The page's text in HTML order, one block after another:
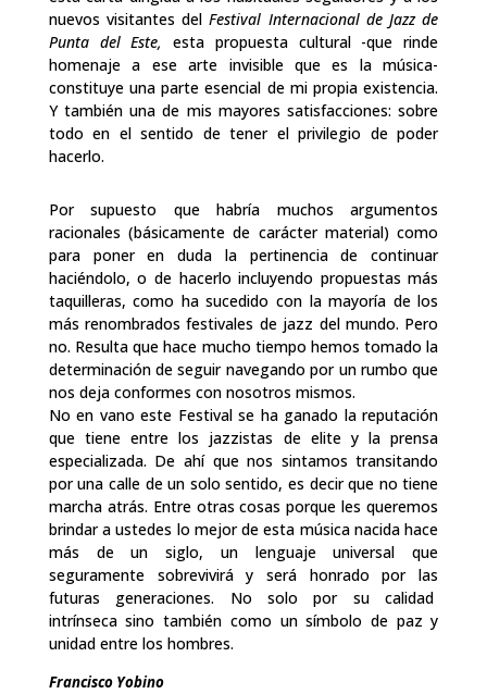
nuevos visitantes del Festival Internacional de Jazz de
Punta del Este, esta propuesta cultural -que rinde
homenaje a ese arte invisible quees
la música-
constituye una parte esencial de mi propia existencia.
Y también una de mis mayores satisfacciones: sobre
todo en el sentido de tener el privilegio de poder
hacerlo.
Por supuesto que habría muchos
argumentos
racionales (básicamente de carácter material) como
para
poner en duda la pertinencia de
continuar
haciéndolo, o de hacerlo incluyendo propuestas más
taquilleras, como ha sucedido con la mayoría de los
más renombrados festivales de jazz del mundo. Pero
no. Resulta que hace mucho tiempo hemos tomado la
determinación de seguir navegando por un rumbo que
nos deja conformes con nosotros mismos.
No en vano este Festival se ha ganado la reputación
que tiene entre los jazzistas de elite y la prensa
especializada. De ahí que nos sintamos transitando
por una calle de un solo sentido, es decir que no tiene
marcha atrás. Entre otras cosas porque les queremos
brindar a ustedes lo mejor de esta música nacida hace
más
de un siglo, un lenguaje universal
que
seguramente
sobrevivirá y será honrado
por las
futuras
generaciones. No solo por su
calidad
intrínseca sino también como un símbolo de paz y
unidad entre los hombres.
Francisco Yobino